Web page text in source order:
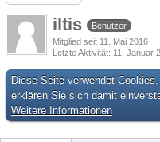
iltis
Benutzer
Mitglied seit 11. Mai 2016
Letzte Aktivität 11. Januar
Diese Seite verwendet
erklären Sie sich damit
Weitere Informationen